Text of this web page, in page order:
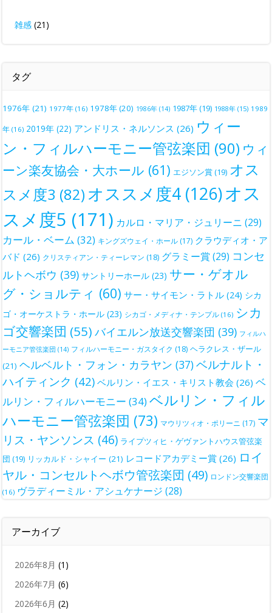
雑感 (21)
タグ
1976年 (21) 1977年 (16) 1978年(20) 1986年 (14) 1987年(19) 1988年 (15) 1989
年 (16) 2019年 (22) アンドリス・ネルソンス (26) ウィー
ン・フィルハーモニー管弦楽団 (90) ウィ
ーン楽友協会・大ホール (61) エジソン賞(19) オス
スメ度3 (82) オススメ度4 (126)オス
スメ度5 (171) カルロ・マリア・ジュリーニ (29)
カール・ベーム (32) キングズウェイ・ホール (17) クラウディオ・ア
バド (26) クリスティアン・ティーレマン (18) グラミー賞 (29) コンセ
ルトヘボウ (39) サントリーホール (23) サー・ゲオル
グ・ショルティ (60) サー・サイモン・ラトル (24) シカ
ゴ・オーケストラ・ホール (23) シカゴ・メディナ・テンプル (16) シカ
ゴ交響楽団 (55) バイエルン放送交響楽団 (39) フィルハ
ーモニア管弦楽団 (14) フィルハーモニー・ガスタイク (18) ヘラクレス・ザール
(21) ヘルベルト・フォン・カラヤン (37)ベルナルト・
ハイティンク (42) ベルリン・イエス・キリスト教会 (26) ベ
ルリン・フィルハーモニー (34)ベルリン・フィル
ハーモニー管弦楽団 (73) マウリツィオ・ポリーニ (17) マ
リス・ヤンソンス (46) ライプツィヒ・ゲヴァントハウス管弦楽
団 (19) リッカルド・シャイー (21) レコードアカデミー賞 (26) ロイ
ヤル・コンセルトヘボウ管弦楽団 (49) ロンドン交響楽団
(16) ヴラディーミル・アシュケナージ (28)
アーカイブ
2026年8月 (1)
2026年7月 (6)
2026年6月 (2)